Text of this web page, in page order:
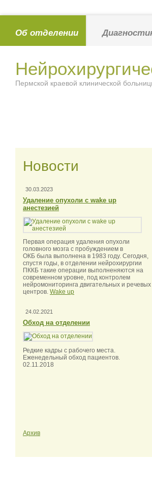
Об отделении
Пермской краевой клинической
Новости
30.03.2023
Удаление опухоли с wake up
анестезией
Первая операция удаления опухоли
головного мозга с пробуждением в
ОКБ была выполнена в 1983 году. Сегодня,
спустя годы, в отделении нейрохирургии
ПККБ такие операции выполненяются на
современном уровне, под контролем
нейромониторинга двигательных и речевых
центров. Wake up
24.02.2021
Обход на отделении
Редкие кадры с рабочего места.
Еженедельный обход пациентов.
02.11.2018
Архив